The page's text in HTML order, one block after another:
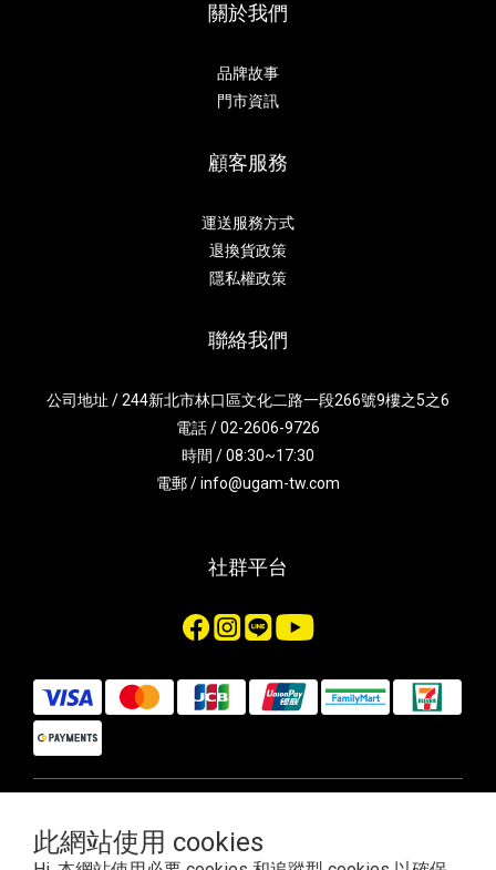
此網站使用 cookies
關於我們
品牌故事
門市資訊
顧客服務
運送服務方式
退換貨政策
隱私權政策
聯絡我們
公司地址 / 244新北市林口區文化二路一段266號9樓之5之6
電話 / 02-2606-9726
時間 / 08:30~17:30
電郵 / info@ugam-tw.com
社群平台